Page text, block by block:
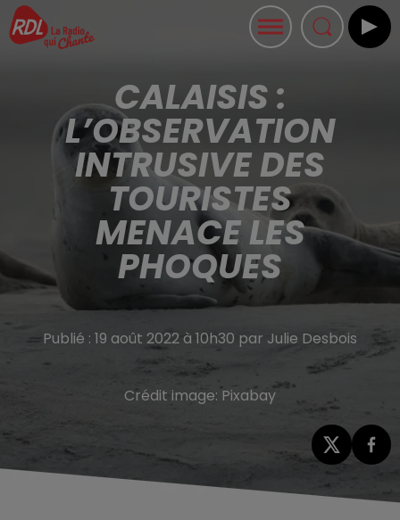
CALAISIS :
L’OBSERVATION
INTRUSIVE DES
TOURISTES
MENACE LES
PHOQUES
Publié : 19 août 2022 à 10h30 par Julie Desbois
Crédit image: Pixabay